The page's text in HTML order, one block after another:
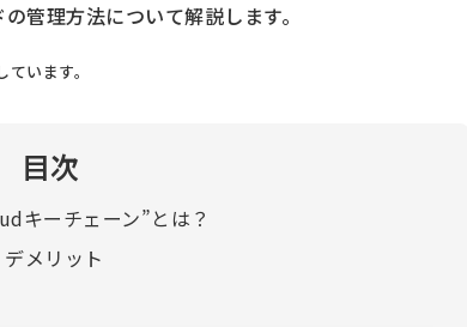
管理方法について解説します。
います。
目次
キーチェーン”とは？
メリット